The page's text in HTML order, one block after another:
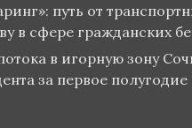
путь от
в сфере гражданских
в игорную зону
за первое полугодие